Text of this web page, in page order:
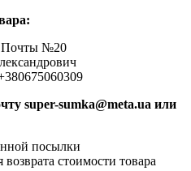
Почты №20
super-sumka@meta.ua или
посылки
стоимости товара